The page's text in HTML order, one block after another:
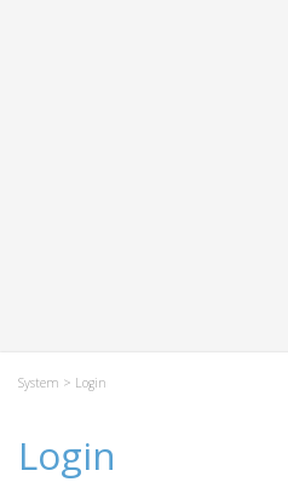
System > Login
Login